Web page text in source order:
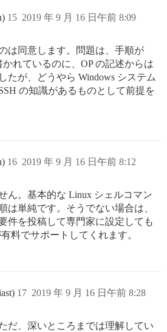
2019 年 9 月 16 日午前 8:09
15
は同意します。問題は、手順が
かれているのに、OP の記述からは
たが、どうやら Windows システム
の知識があるものとして前提を
2019 年 9 月 16 日午前 8:12
16
ん。基本的な Linux シェルコマン
は単純です。そうでない場合は、
件を投稿して専門家に設定しても
料でサポートしてくれます。
2019 年 9 月 16 日午前 8:28
17
だ、深いところまでは理解してい